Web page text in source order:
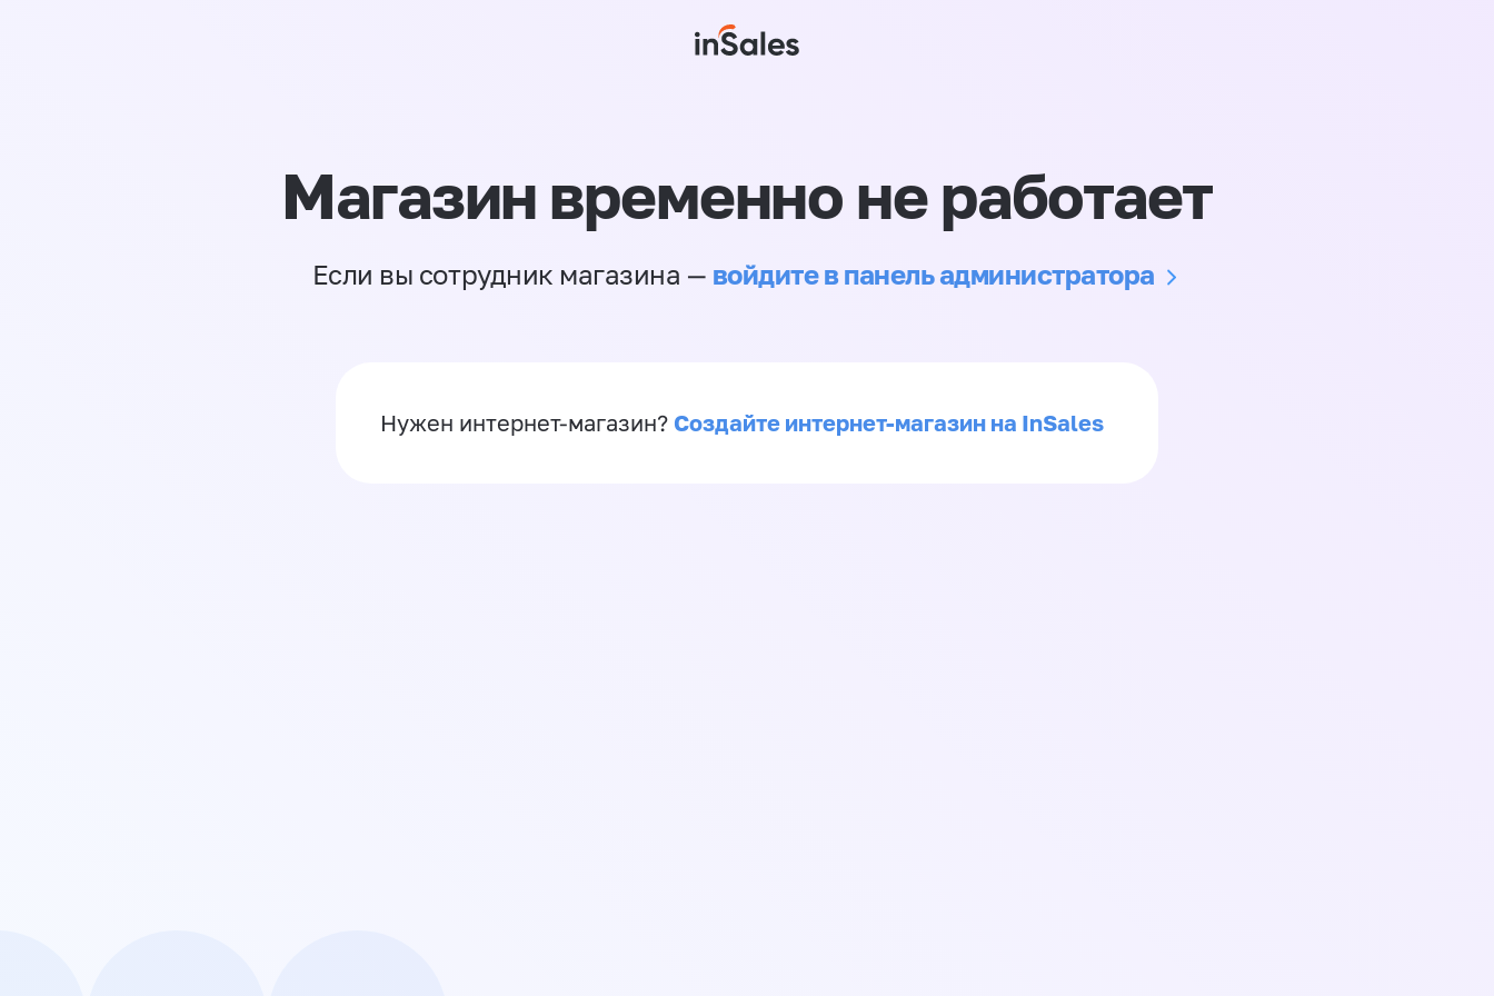
Магазин временно не работает
Если вы сотрудник магазина — войдите в панель администратора
Нужен интернет-магазин? Создайте интернет-магазин на InSales